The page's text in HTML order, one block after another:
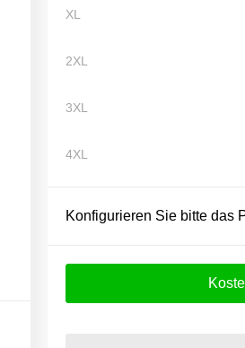
XL
2XL
3XL
4XL
Konfigurieren Sie bitte das